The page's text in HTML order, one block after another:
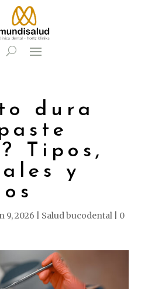
dura
Tipos,
y
9, 2026 Salud bucodental| 0